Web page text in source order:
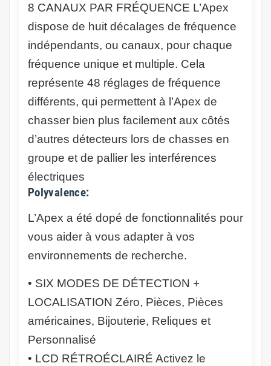
8 CANAUX PAR FRÉQUENCE L’Apex
dispose de huit décalages de fréquence
indépendants, ou canaux, pour chaque
fréquence unique et multiple. Cela
représente 48 réglages de fréquence
différents, qui permettent à l’Apex de
chasser bien plus facilement aux côtés
d’autres détecteurs lors de chasses en
groupe et de pallier les interférences
électriques
Polyvalence:
L’Apex a été dopé de fonctionnalités pour
vous aider à vous adapter à vos
environnements de recherche.
• SIX MODES DE DÉTECTION +
LOCALISATION Zéro, Pièces, Pièces
américaines, Bijouterie, Reliques et
Personnalisé
• LCD RÉTROÉCLAIRÉ Activez le